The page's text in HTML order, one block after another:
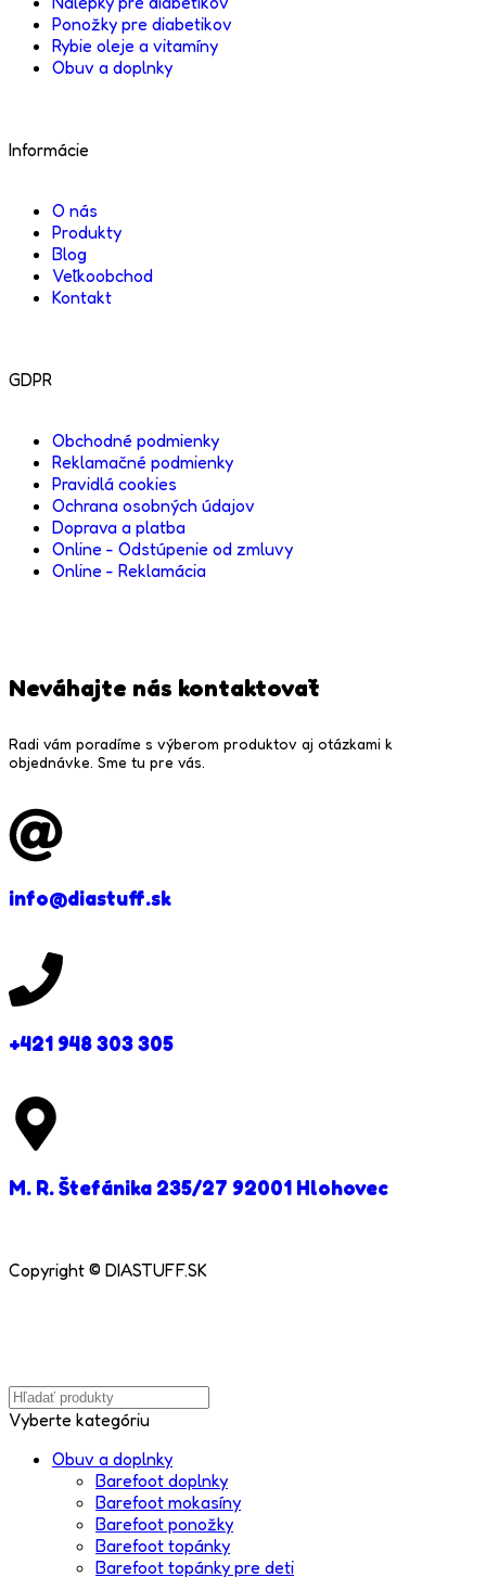
Ponožky pre diabetikov
Rybie oleje a vitamíny
Obuv a doplnky
Informácie
O nás
Produkty
Blog
Veľkoobchod
Kontakt
GDPR
Obchodné podmienky
Reklamačné podmienky
Pravidlá cookies
Ochrana osobných údajov
Doprava a platba
Online - Odstúpenie od zmluvy
Online - Reklamácia
Neváhajte nás kontaktovať
Radi vám poradíme s výberom produktov aj otázkami k
objednávke. Sme tu pre vás.
info@diastuff.sk
+421 948 303 305
M. R. Štefánika 235/27 92001 Hlohovec
Copyright © DIASTUFF.SK
Vyberte kategóriu
Obuv a doplnky
Barefoot doplnky
Barefoot mokasíny
Barefoot ponožky
Barefoot topánky
Barefoot topánky pre deti